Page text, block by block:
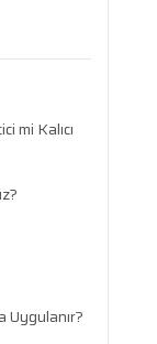
mi Kalıcı
Uygulanır?